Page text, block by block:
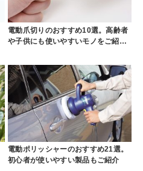
電動爪切りのおすすめ10選。高齢者
や子供にも使いやすいモノをご紹…
電動ポリッシャーのおすすめ21選。
初心者が使いやすい製品もご紹介